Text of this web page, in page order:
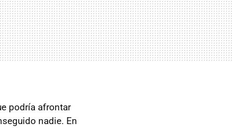
podría afrontar
nadie. En